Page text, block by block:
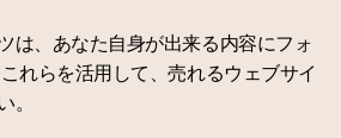
は、あなた自身が出来る内容にフォ
れらを活用して、売れるウェブサイ
。